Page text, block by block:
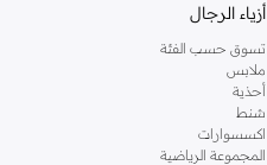
أزياء الرجال
تسوق حسب الفئة
ملابس
أحذية
شنط
اكسسوارات
المجموعة الرياضية